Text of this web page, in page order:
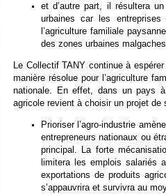
et d’autre part, il résultera
urbaines car les entreprises
l’agriculture familiale
des zones urbaines
Le Collectif TANY continue à
manière résolue pour l’agriculture
nationale. En effet, dans un pays
agricole revient à choisir un projet de
Prioriser l’agro-industrie
entrepreneurs nationaux ou
principal. La forte
limitera les emplois salariés
exportations de produits
s’appauvrira et survivra au